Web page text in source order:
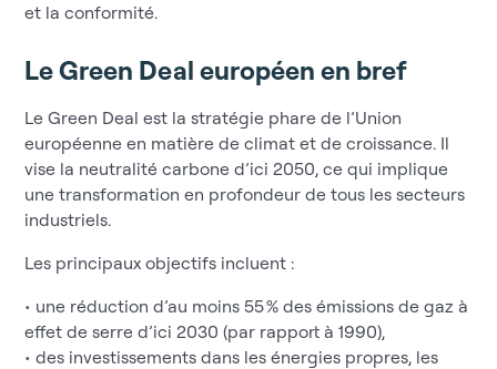
et la conformité.
Le Green Deal européen en bref
Le Green Deal est la stratégie phare de l’Union
européenne en matière de climat et de croissance. Il
vise la neutralité carbone d’ici 2050, ce qui implique
une transformation en profondeur de tous les secteurs
industriels.
Les principaux objectifs incluent :
• une réduction d’au moins 55 % des émissions de gaz à
effet de serre d’ici 2030 (par rapport à 1990),
• des investissements dans les énergies propres, les